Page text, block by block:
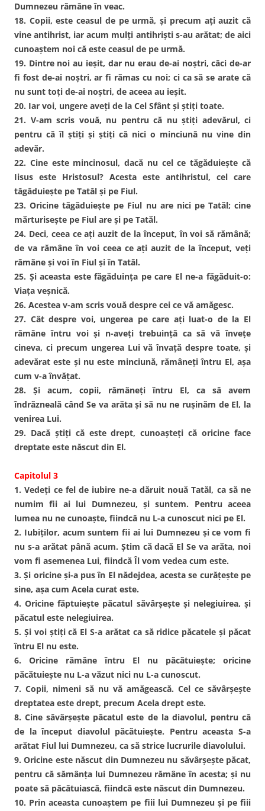
Dumnezeu rămâne în veac.
18. Copii, este ceasul de pe urmă, şi precum aţi auzit că
vine antihrist, iar acum mulţi antihrişti s-au arătat; de aici
cunoaştem noi că este ceasul de pe urmă.
19. Dintre noi au ieşit, dar nu erau de-ai noştri, căci de-ar
fi fost de-ai noştri, ar fi rămas cu noi; ci ca să se arate că
nu sunt toţi de-ai noştri, de aceea au ieşit.
20. Iar voi, ungere aveţi de la Cel Sfânt şi ştiţi toate.
21. V-am scris vouă, nu pentru că nu ştiţi adevărul, ci
pentru că îl ştiţi şi ştiţi că nici o minciună nu vine din
adevăr.
22. Cine este mincinosul, dacă nu cel ce tăgăduieşte că
Iisus este Hristosul? Acesta este antihristul, cel care
tăgăduieşte pe Tatăl şi pe Fiul.
23. Oricine tăgăduieşte pe Fiul nu are nici pe Tatăl; cine
mărturiseşte pe Fiul are şi pe Tatăl.
24. Deci, ceea ce aţi auzit de la început, în voi să rămână;
de va rămâne în voi ceea ce aţi auzit de la început, veţi
rămâne şi voi în Fiul şi în Tatăl.
25. Şi aceasta este făgăduinţa pe care El ne-a făgăduit-o:
Viaţa veşnică.
26. Acestea v-am scris vouă despre cei ce vă amăgesc.
27. Cât despre voi, ungerea pe care aţi luat-o de la El
rămâne întru voi şi n-aveţi trebuinţă ca să vă înveţe
cineva, ci precum ungerea Lui vă învaţă despre toate, şi
adevărat este şi nu este minciună, rămâneţi întru El, aşa
cum v-a învăţat.
28. Şi acum, copii, rămâneţi întru El, ca să avem
îndrăzneală când Se va arăta şi să nu ne ruşinăm de El, la
venirea Lui.
29. Dacă ştiţi că este drept, cunoaşteţi că oricine face
dreptate este născut din El.
Capitolul 3
1. Vedeţi ce fel de iubire ne-a dăruit nouă Tatăl, ca să ne
numim fii ai lui Dumnezeu, şi suntem. Pentru aceea
lumea nu ne cunoaşte, fiindcă nu L-a cunoscut nici pe El.
2. Iubiţilor, acum suntem fii ai lui Dumnezeu şi ce vom fi
nu s-a arătat până acum. Ştim că dacă El Se va arăta, noi
vom fi asemenea Lui, fiindcă Îl vom vedea cum este.
3. Şi oricine şi-a pus în El nădejdea, acesta se curăţeşte pe
sine, aşa cum Acela curat este.
4. Oricine făptuieşte păcatul săvârşeşte şi nelegiuirea, şi
păcatul este nelegiuirea.
5. Şi voi ştiţi că El S-a arătat ca să ridice păcatele şi păcat
întru El nu este.
6. Oricine rămâne întru El nu păcătuieşte; oricine
păcătuieşte nu L-a văzut nici nu L-a cunoscut.
7. Copii, nimeni să nu vă amăgească. Cel ce săvârşeşte
dreptatea este drept, precum Acela drept este.
8. Cine săvârşeşte păcatul este de la diavolul, pentru că
de la început diavolul păcătuieşte. Pentru aceasta S-a
arătat Fiul lui Dumnezeu, ca să strice lucrurile diavolului.
9. Oricine este născut din Dumnezeu nu săvârşeşte păcat,
pentru că sămânţa lui Dumnezeu rămâne în acesta; şi nu
poate să păcătuiască, fiindcă este născut din Dumnezeu.
10. Prin aceasta cunoaştem pe fiii lui Dumnezeu şi pe fiii